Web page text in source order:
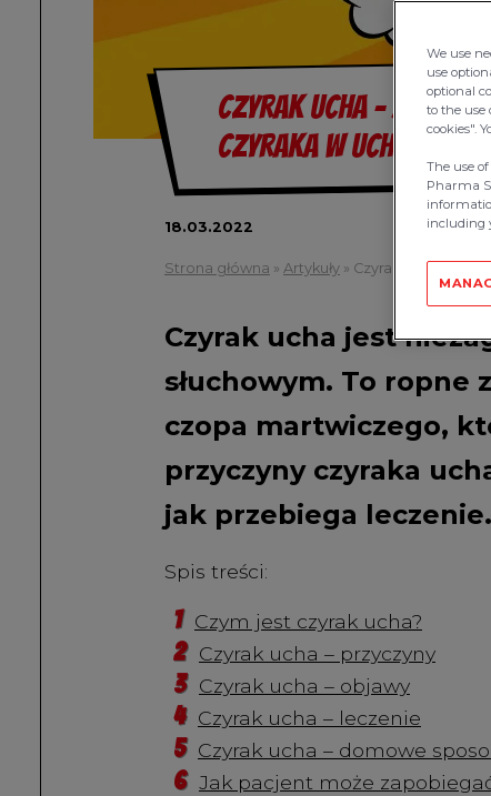
Czyrak ucha – jakie
czyraka w uchu
18.03.2022
Strona główna » Artykuły » Czyrak ucha –
Czyrak ucha jest
słuchowym. To ropne
czopa martwiczego,
przyczyny czyraka
jak przebiega leczenie.
Spis treści:
Czym jest czyrak ucha?
Czyrak ucha – przyczyny
Czyrak ucha – objawy
Czyrak ucha – leczenie
Czyrak ucha – domowe
Jak pacjent może
We use
use
optional
to the use
cookies".
The use
Pharma
including